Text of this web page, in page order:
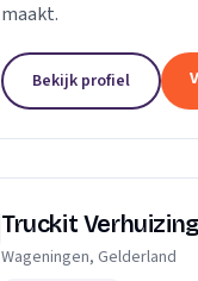
maakt.
Bekijk profiel
Truckit
Wageningen, Gelderland